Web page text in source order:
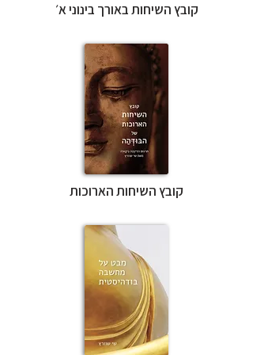
קובץ השיחות באורך בינוני א׳
קובץ השיחות הארוכות